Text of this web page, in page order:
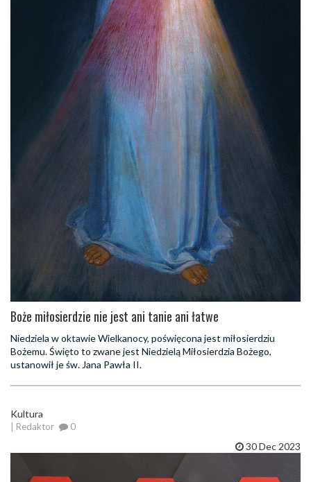
Boże miłosierdzie nie jest ani tanie ani łatwe
Niedziela w oktawie Wielkanocy, poświęcona jest miłosierdziu
Bożemu. Święto to zwane jest Niedzielą Miłosierdzia Bożego,
ustanowił je św. Jana Pawła II.
Kultura
| Redaktor 0
30 Dec 2023